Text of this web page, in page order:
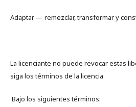
Adaptar — remezclar, transformar y
La licenciante no puede revocar estas
siga los términos de la licencia
Bajo los siguientes términos: